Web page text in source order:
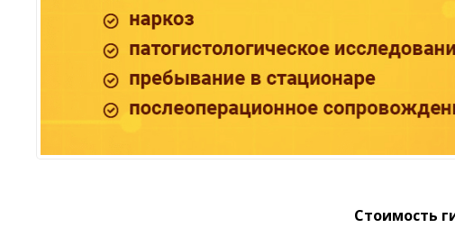
Стоимость